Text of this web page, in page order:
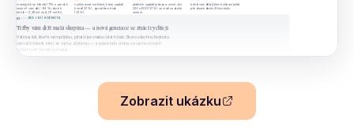
Zobrazit ukázku